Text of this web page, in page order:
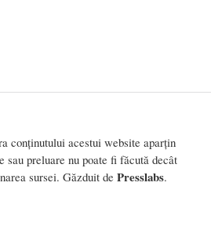
conținutului acestui website aparțin
sau preluare nu poate fi făcută decât
sursei. Găzduit de Presslabs.